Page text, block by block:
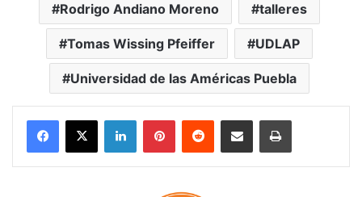
Rodrigo Andiano Moreno talleres
Tomas Wissing Pfeiffer UDLAP
Universidad de las Américas Puebla
LinkedInPinterestReddit Share via Email Print